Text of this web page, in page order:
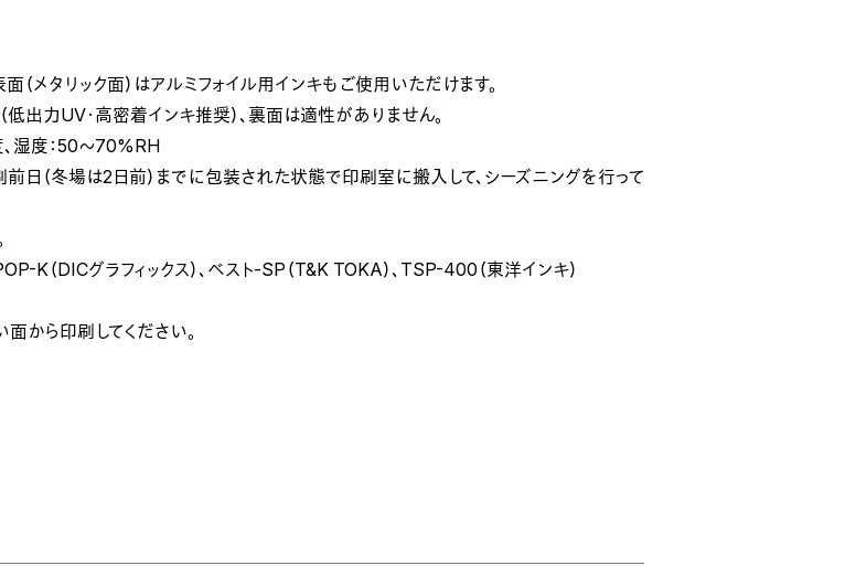
メタリック面）はアルミフォイル用インキもご使用いただけます。
低出力UV・高密着インキ推奨）、裏面は適性がありません。
湿度：50～70%RH
日（冬場は2日前）までに包装された状態で印刷室に搬入して、シーズニングを行って
K（DICグラフィックス）、ベスト-SP（T&K TOKA）、TSP-400（東洋インキ）
から印刷してください。